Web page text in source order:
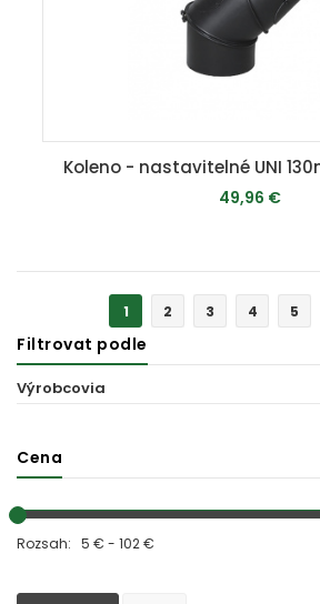
Koleno - nastavitelné UNI
49,96 €
1 2 3 4 5
Filtrovat podle
Výrobcovia
Cena
Rozsah: 5 € - 102 €